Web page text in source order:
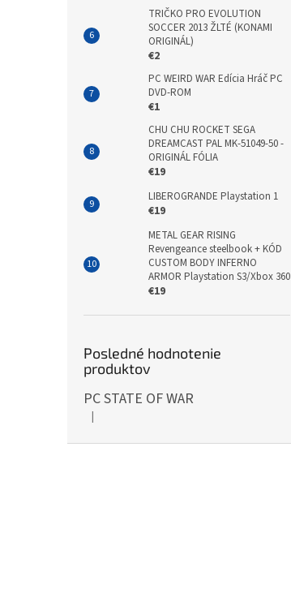
TRIČKO PRO EVOLUTION
SOCCER 2013 ŽLTÉ (KONAMI
ORIGINÁL)
€2
PC WEIRD WAR Edícia Hráč PC
DVD-ROM
€1
CHU CHU ROCKET SEGA
DREAMCAST PAL MK-51049-50 -
ORIGINÁL FÓLIA
€19
LIBEROGRANDE Playstation 1
€19
METAL GEAR RISING
Revengeance steelbook + KÓD
CUSTOM BODY INFERNO
ARMOR Playstation S3/Xbox 360
€19
Posledné hodnotenie
produktov
PC STATE OF WAR
Hodnotenie produktu je 5 z 5 hviezdičiek.
|